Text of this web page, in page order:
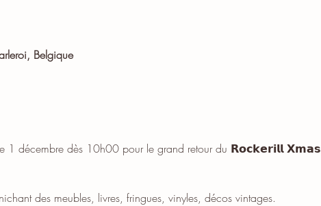
Belgique
1 décembre dès 10h00 pour le grand retour du 𝗥𝗼𝗰𝗸𝗲𝗿𝗶𝗹𝗹 𝗫𝗺𝗮𝘀
des meubles, livres, fringues, vinyles, décos vintages.